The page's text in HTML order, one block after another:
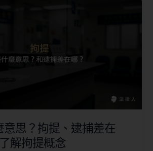
意思？拘提、逮捕差在
解拘提概念